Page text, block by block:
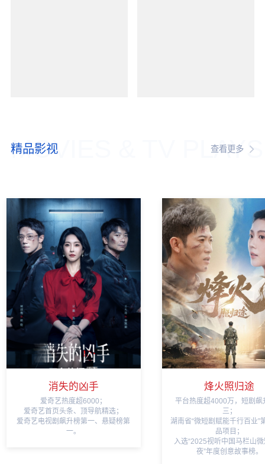
MOVIES & TV PLAYS
精品影视 查看更多
消失的凶手
爱奇艺热度超6000；
爱奇艺首页头条、顶导航精选；
爱奇艺电视剧飙升榜第一、悬疑榜第
一。
烽火照归途
平台热度超4000万，短剧飙
三；
湖南省“微短剧赋能千行百业”
品项目；
入选“2025视听中国马栏山
夜”年度创意故事榜。